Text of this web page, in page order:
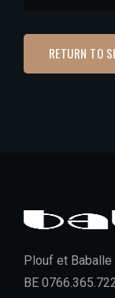
RETURN TO
Plouf et Baballe
BE